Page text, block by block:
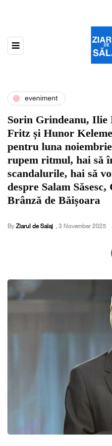
eveniment
Sorin Grindeanu, Ilie
Fritz și Hunor
pentru luna
rupem ritmul, hai să
scandalurile, hai să
despre Salam
Brânză de Băișoara
By Ziarul de Salaj , 3 November 2025